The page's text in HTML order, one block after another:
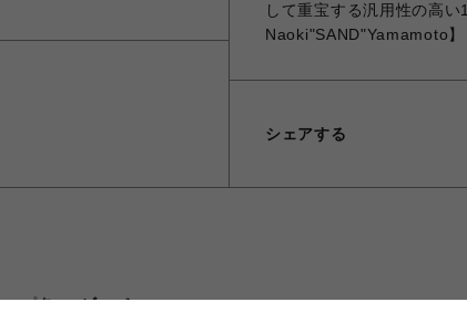
して重宝する汎用性の高
Naoki"SAND"Yamamoto】
シェアする
ップ名
ビーバー